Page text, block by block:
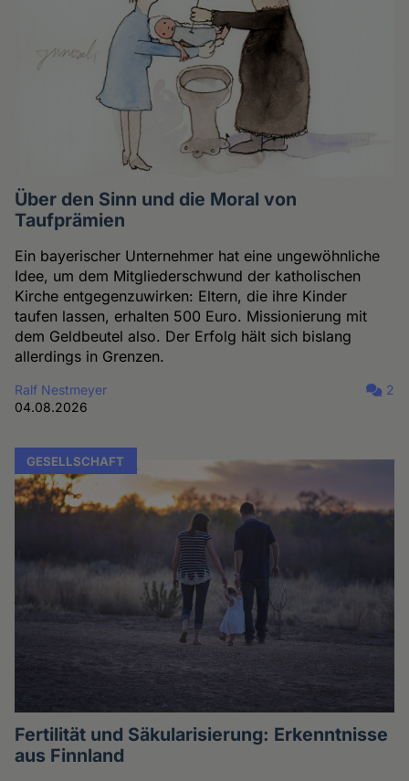
Über den Sinn und die Moral von
Taufprämien
Ein bayerischer Unternehmer hat eine ungewöhnliche
Idee, um dem Mitgliederschwund der katholischen
Kirche entgegenzuwirken: Eltern, die ihre Kinder
taufen lassen, erhalten 500 Euro. Missionierung mit
dem Geldbeutel also. Der Erfolg hält sich bislang
allerdings in Grenzen.
Ralf Nestmeyer
04.08.2026
2
GESELLSCHAFT
Fertilität und Säkularisierung: Erkenntnisse
aus Finnland